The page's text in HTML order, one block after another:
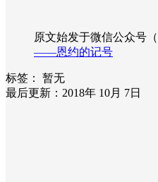
原文始发于微信公众号
——恩约的记号
标签：
暂无
最后更新：2018年 10月 7日